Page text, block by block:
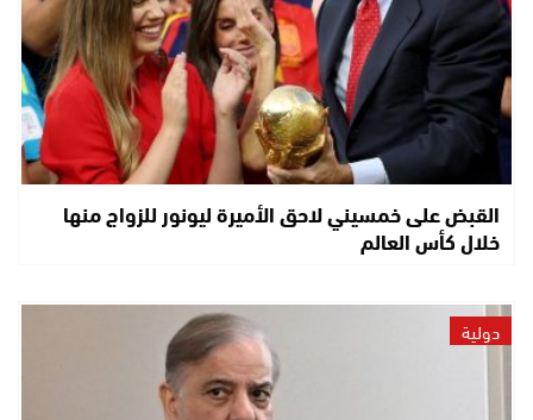
القبض على خمسيني لاحق الأميرة ليونور للزواج منها
خلال كأس العالم
دولية